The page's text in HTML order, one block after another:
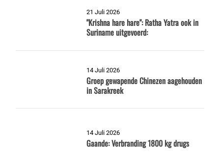
21 Juli 2026
"Krishna hare hare": Ratha Yatra ook in
Suriname uitgevoerd:
14 Juli 2026
Groep gewapende Chinezen aagehouden
in Sarakreek
14 Juli 2026
Gaande: Verbranding 1800 kg drugs